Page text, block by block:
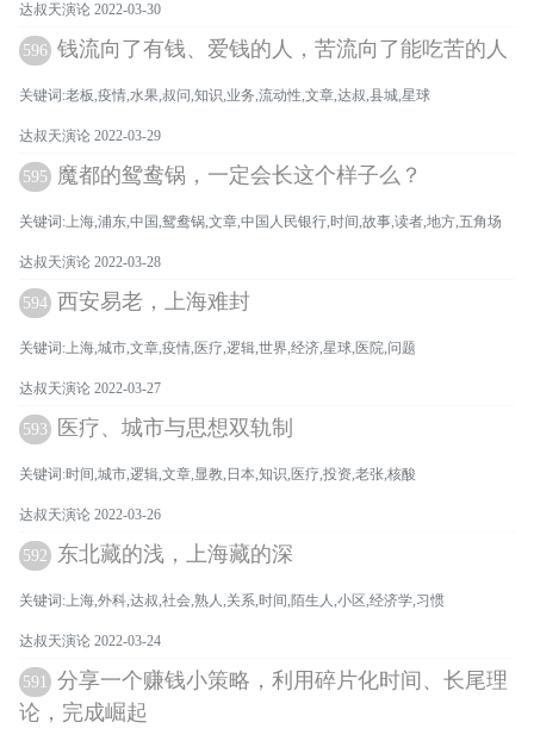
达叔天演论 2022-03-30
596 钱流向了有钱、爱钱的人，苦流向了能吃苦的人
关键词:老板,疫情,水果,叔问,知识,业务,流动性,文章,达叔,县城,星球
达叔天演论 2022-03-29
595 魔都的鸳鸯锅，一定会长这个样子么？
关键词:上海,浦东,中国,鸳鸯锅,文章,中国人民银行,时间,故事,读者,地方,五角场
达叔天演论 2022-03-28
594 西安易老，上海难封
关键词:上海,城市,文章,疫情,医疗,逻辑,世界,经济,星球,医院,问题
达叔天演论 2022-03-27
593 医疗、城市与思想双轨制
关键词:时间,城市,逻辑,文章,显教,日本,知识,医疗,投资,老张,核酸
达叔天演论 2022-03-26
592 东北藏的浅，上海藏的深
关键词:上海,外科,达叔,社会,熟人,关系,时间,陌生人,小区,经济学,习惯
达叔天演论 2022-03-24
591
分享一个赚钱小策略，利用碎片化时间、长尾理
论，完成崛起